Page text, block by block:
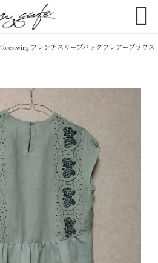

フレンチスリーブバックフレアーブラウス